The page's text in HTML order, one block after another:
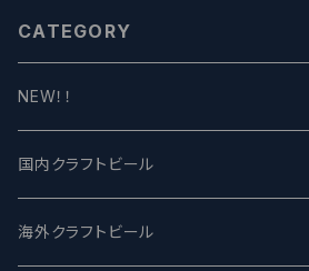
CATEGORY
NEW！！
国内クラフトビール
UCHU BREWING -うちゅうブルーイング
海外クラフトビール